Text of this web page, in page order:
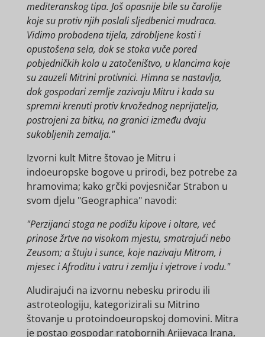
mediteranskog tipa. Još opasnije bile su čarolije
koje su protiv njih poslali sljedbenici mudraca.
Vidimo probodena tijela, zdrobljene kosti i
opustošena sela, dok se stoka vuče pored
pobjedničkih kola u zatočeništvo, u klancima koje
su zauzeli Mitrini protivnici. Himna se nastavlja,
dok gospodari zemlje zazivaju Mitru i kada su
spremni krenuti protiv krvožednog neprijatelja,
postrojeni za bitku, na granici između dvaju
sukobljenih zemalja."
Izvorni kult Mitre štovao je Mitru i
indoeuropske bogove u prirodi, bez potrebe za
hramovima; kako grčki povjesničar Strabon u
svom djelu "Geographica" navodi:
"Perzijanci stoga ne podižu kipove i oltare, već
prinose žrtve na visokom mjestu, smatrajući nebo
Zeusom; a štuju i sunce, koje nazivaju Mitrom, i
mjesec i Afroditu i vatru i zemlju i vjetrove i vodu."
Aludirajući na izvornu nebesku prirodu ili
astroteologiju, kategorizirali su Mitrino
štovanje u protoindoeuropskoj domovini. Mitra
je postao gospodar ratobornih Arijevaca Irana,